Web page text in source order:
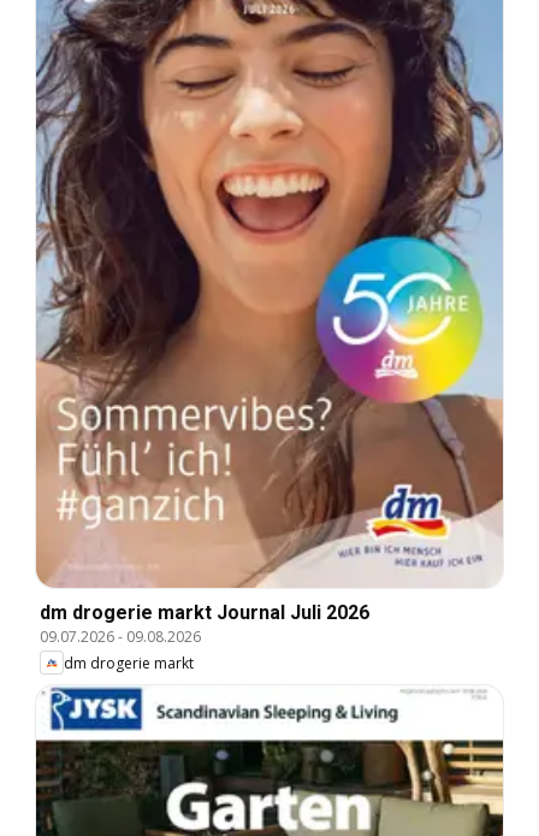
dm drogerie markt Journal Juli 2026
09.07.2026- 09.08.2026
dm drogerie markt